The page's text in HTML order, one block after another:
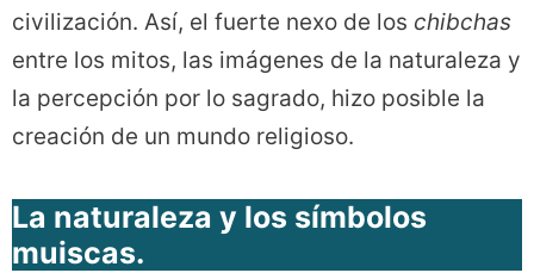
civilización. Así, el fuerte nexo de los chibchas
entre los mitos, las imágenes de la naturaleza y
la percepción por lo sagrado, hizo posible la
creación de un mundo religioso.
La naturaleza y los símbolos
muiscas.